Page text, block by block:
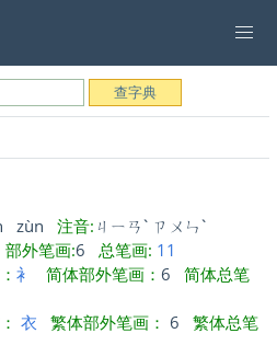
zùn 注音: ㄐㄧㄢˋㄗㄨㄣˋ
部外笔画:6 总笔画: 11
衤 简体部外笔画： 6 简体总笔
衣 繁体部外笔画： 6 繁体总笔